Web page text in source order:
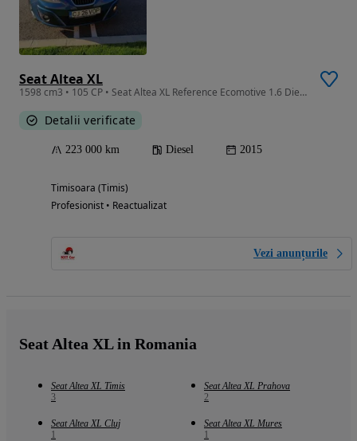
Seat Altea XL
1598 cm3 • 105 CP • Seat Altea XL Reference Ecomotive 1.6 Diesel 215000km Manual
Detalii verificate
223 000 km Diesel 2015
Timisoara (Timis)
Profesionist • Reactualizat
Vezi anunțurile
Seat Altea XL in Romania
Seat Altea XL Timis
3
Seat Altea XL Prahova
2
Seat Altea XL Cluj
1
Seat Altea XL Mures
1